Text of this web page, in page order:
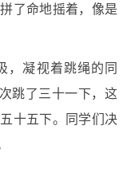
了命地摇着，像是
，凝视着跳绳的同
跳了三十一下，这
十五下。同学们决